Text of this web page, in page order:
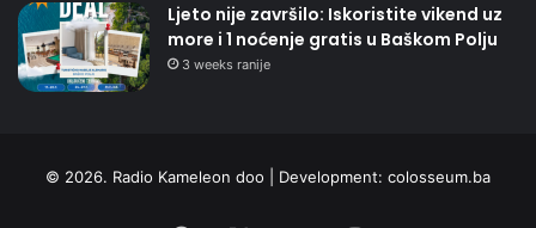
Ljeto nije završilo: Iskoristite vikend uz
more i 1 noćenje gratis u Baškom Polju
3 weeks ranije
© 2026. Radio Kameleon doo | Development: colosseum.ba